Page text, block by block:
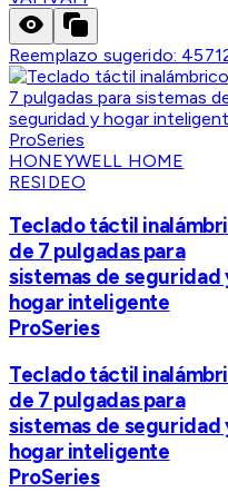
Reemplazo sugerido:
HONEYWELL HOME
RESIDEO
Teclado táctil
de 7 pulgadas para
sistemas de seguridad
hogar inteligente
ProSeries
Teclado táctil
de 7 pulgadas para
sistemas de seguridad
hogar inteligente
ProSeries